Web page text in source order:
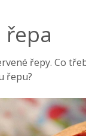
řepa
řepy. Co
řepu?